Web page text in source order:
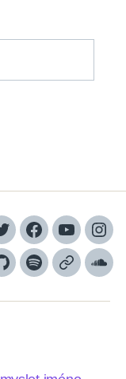
TwitterFacebook
YouTube
GithubSpotifyApple